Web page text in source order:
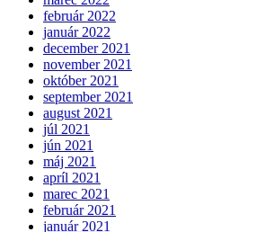
február 2022
január 2022
december 2021
november 2021
október 2021
september 2021
august 2021
júl 2021
jún 2021
máj 2021
apríl 2021
marec 2021
február 2021
január 2021